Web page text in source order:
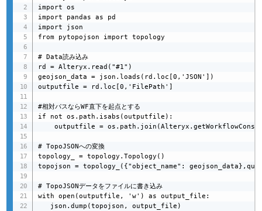
import os
import pandas as pd
import json
from pytopojson import topology
# Data読み込み
rd = Alteryx.read("#1")
geojson_data = json.loads(rd.loc[0,'JSON'])
outputfile = rd.loc[0,'FilePath']
#相対パスならWF直下を起点とする
if not os.path.isabs(outputfile):
outputfile =
# TopoJSONへの変換
topology_ = topology.Topology()
topojson = topology_({"object_name":
# TopoJSONデータをファイルに書き込み
with open(outputfile, 'w') as output_file:
   json.dump(topojson, output_file)